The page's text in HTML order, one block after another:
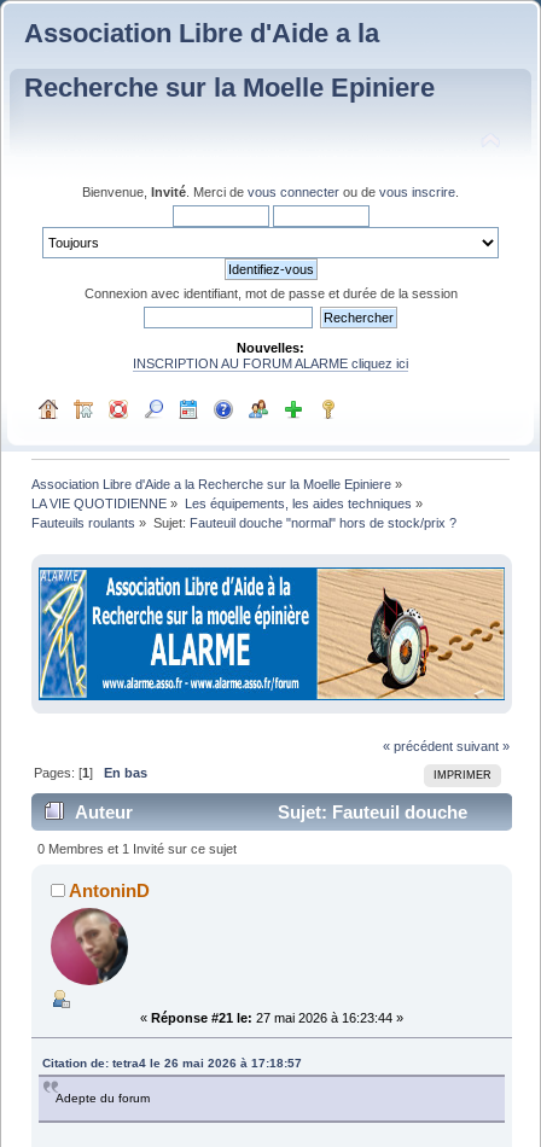
Association Libre d'Aide a la
Recherche sur la Moelle Epiniere
Bienvenue, Invité . Merci de vous connecter ou de vous inscrire
Connexion avec identifiant, mot de passe et durée de la session
Nouvelles:
INSCRIPTION AU FORUM ALARME cliquez ici
Association Libre d'Aide a la Recherche sur la Moelle Epiniere »
LA VIE QUOTIDIENNE » Les équipements, les aides techniques »
Fauteuils roulants » Sujet: Fauteuil douche "normal" hors de stock/prix ?
« précédent suivant »
IMPRIMER
Pages: [1] En bas
Auteur
Sujet: Fauteuil douche
"normal" hors de stock/prix ? (Lu 51565 fois)
0 Membres et 1 Invité sur ce sujet
AntoninD
« Réponse #21 le: 27 mai 2026 à 16:23:44 »
Citation de: tetra4 le 26 mai 2026 à 17:18:57
Adepte du forum